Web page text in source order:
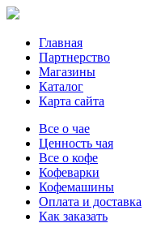
Главная
Партнерство
Магазины
Каталог
Карта сайта
Все о чае
Ценность чая
Все о кофе
Кофеварки
Кофемашины
Оплата и доставка
Как заказать